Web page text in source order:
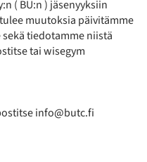
( BU:n ) jäsenyyksiin
muutoksia päivitämme
tiedotamme niistä
tai wisegym
info@butc.fi